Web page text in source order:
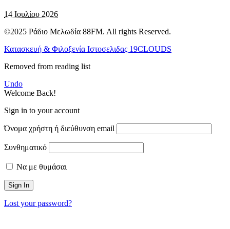
14 Ιουλίου 2026
©2025 Ράδιο Μελωδία 88FM. All rights Reserved.
Κατασκευή & Φιλοξενία Ιστοσελιδας 19CLOUDS
Removed from reading list
Undo
Welcome Back!
Sign in to your account
Όνομα χρήστη ή διεύθυνση email
Συνθηματικό
Να με θυμάσαι
Lost your password?